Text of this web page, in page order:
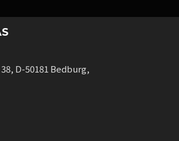
D-50181 Bedburg,